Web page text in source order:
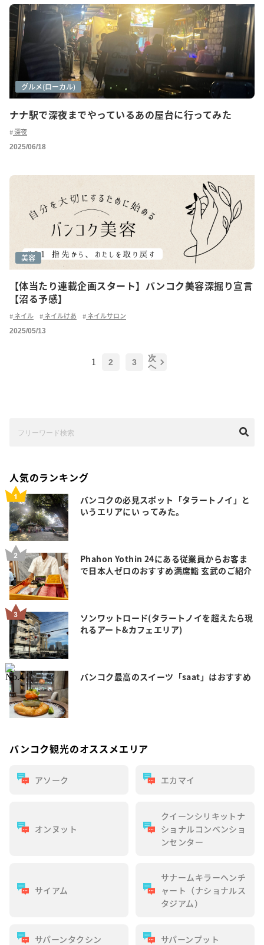
ナナ駅で深夜までやっているあの屋台に行ってみた
グルメ
グルメ(ローカル)
深夜
2025/06/18
【体当たり連載企画スタート】バンコク美容深掘り宣言
【沼る予感】
美容
ネイル ネイルけあ ネイルサロン
2025/05/13
1 2 3
次
へ
人気のランキング
バンコクの必見スポット「タラートノイ」と
いうエリアにい ってみた。
Phahon Yothin 24にある従業員からお客ま
で日本人ゼロのおすすめ満席鮨 玄武のご紹介
ソンワットロード(タラートノイを超えたら現
れるアート&カフェエリア)
バンコク最高のスイーツ「saat」はおすすめ
バンコク観光のオススメエリア
アソーク エカマイ
オンヌット
クイーンシリキットナ
ショナルコンベンショ
ンセンター
サイアム
サナームキラーヘンチ
ャート（ナショナルス
タジアム）
サパーンタクシン サパーンプット